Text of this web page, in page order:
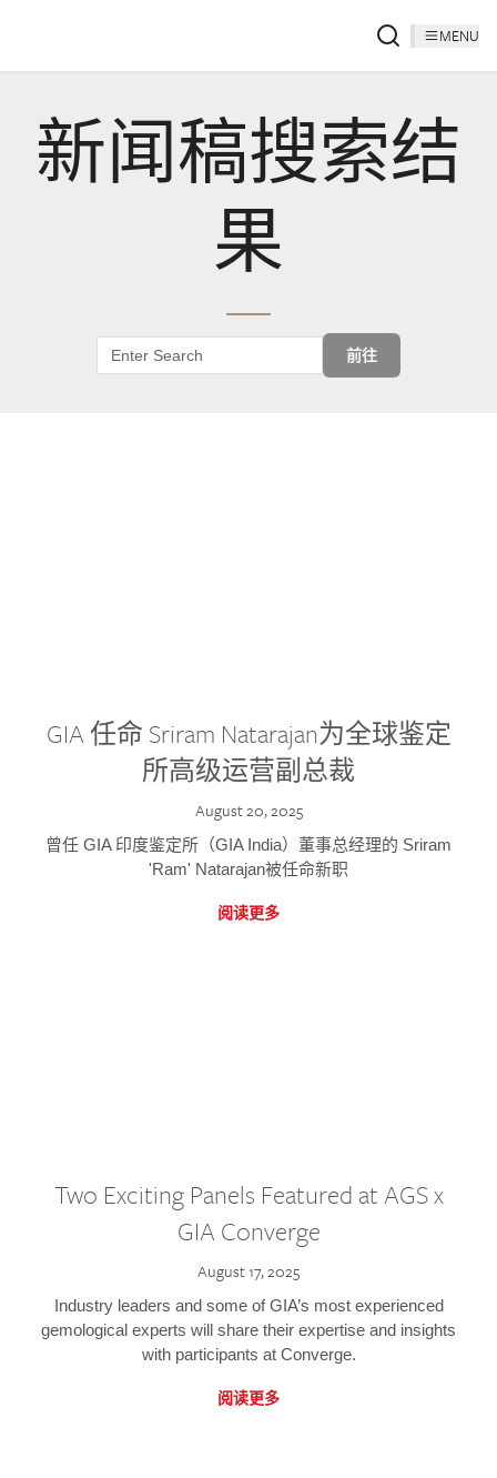
MENU
新闻稿搜索结
果
前往
GIA 任命 Sriram Natarajan为全球鉴定
所高级运营副总裁
August 20, 2025
曾任 GIA 印度鉴定所（GIA India）董事总经理的 Sriram
'Ram' Natarajan被任命新职
阅读更多
Two Exciting Panels Featured at AGS x
GIA Converge
August 17, 2025
Industry leaders and some of GIA’s most experienced
gemological experts will share their expertise and insights
with participants at Converge.
阅读更多